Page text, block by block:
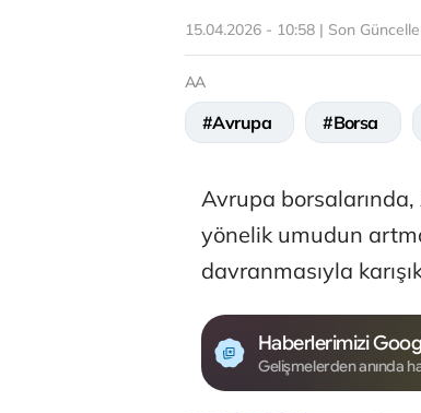
15.04.2026 - 10:58 | Son
AA
#Avrupa #Borsa
Avrupa
yönelik umudun
davranmasıyla
Haberlerimizi
Gelişmelerden anında